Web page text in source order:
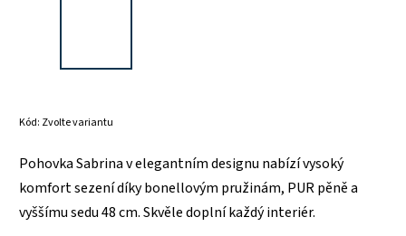
Kód: Zvolte variantu
Pohovka Sabrina v elegantním designu nabízí vysoký
komfort sezení díky bonellovým pružinám, PUR pěně a
vyššímu sedu 48 cm. Skvěle doplní každý interiér.